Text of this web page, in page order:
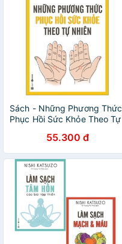
Sách - Những Phương Thức
Phục Hồi Sức Khỏe Theo Tự
55.300 đ